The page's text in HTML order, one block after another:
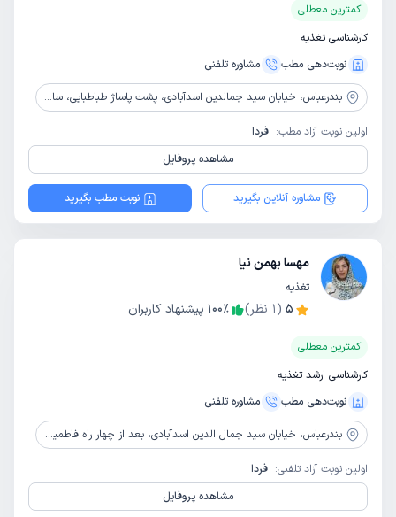
کمترین معطلی
کارشناسی تغذیه
نوبت‌دهی مطب
مشاوره‌ تلفنی
بندرعباس، خیابان سید جمالدین اسدآبادی، پشت پاساژ طباطبایی، ساختمان نور، طبقه اول
اولین نوبت آزاد مطب: فردا
مشاهده پروفایل
مشاوره آنلاین بگیرید نوبت مطب بگیرید
مهسا بهمن نیا
تغذیه
5
(
1 نظر) 100٪ پیشنهاد کاربران
کمترین معطلی
کارشناسی ارشد تغذیه
نوبت‌دهی مطب
مشاوره‌ تلفنی
بندرعباس، خیابان سید جمال الدین اسدآبادی، بعد از چهار راه فاطمیه، روبروی شیرینکده، کوچه بینش 7، ساختمان پزشکان کیمیا، طبقه 2، واحد 2
اولین نوبت آزاد تلفنی: فردا
مشاهده پروفایل